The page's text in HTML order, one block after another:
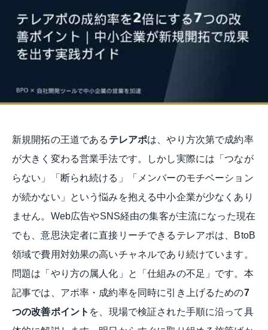
4
月
2
a
d
a
a
a
o
.
c
m
メ
ン
ト
新規開拓の王道である テレアポは、やり方次第で成約率
が大きく変わる営業手法です。しかし実際には「つなが
らない」「断られ続ける」「メンバーのモチベーション
が続かない」という悩みを抱える中小企業が少なくあり
ません。Web広告やSNS経由の集客が主流になった現在
でも、意思決定者に直接リーチできるテレアポは、BtoB
領域で費用対効果の高いチャネルであり続けています。
問題は「やり方の属人化」と「仕組みの不足」です。本
記事では、アポ率・成約率を同時に引き上げるための7
つの改善ポイント を、現場で検証された手順に沿って具